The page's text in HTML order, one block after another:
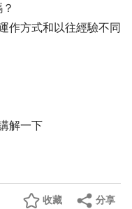
作方式和以往經驗不同
解一下
分享
收藏